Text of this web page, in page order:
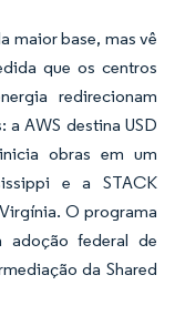
maior base, mas vê
que os centros
redirecionam
AWS destina USD
obras em um
e a STACK
O programa
adoção federal de
da Shared